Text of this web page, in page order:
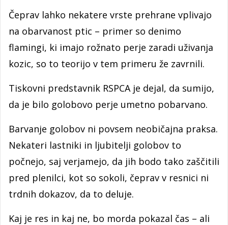
Čeprav lahko nekatere vrste prehrane vplivajo
na obarvanost ptic – primer so denimo
flamingi, ki imajo rožnato perje zaradi uživanja
kozic, so to teorijo v tem primeru že zavrnili.
Tiskovni predstavnik RSPCA je dejal, da sumijo,
da je bilo golobovo perje umetno pobarvano.
Barvanje golobov ni povsem neobičajna praksa.
Nekateri lastniki in ljubitelji golobov to
počnejo, saj verjamejo, da jih bodo tako zaščitili
pred plenilci, kot so sokoli, čeprav v resnici ni
trdnih dokazov, da to deluje.
Kaj je res in kaj ne, bo morda pokazal čas – ali